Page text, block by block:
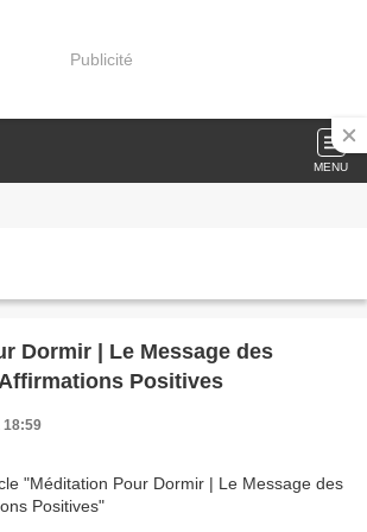
Publicité
MENU
Dormir | Le Message des
Positives
18:59